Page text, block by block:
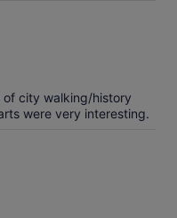
city walking/history
were very interesting.